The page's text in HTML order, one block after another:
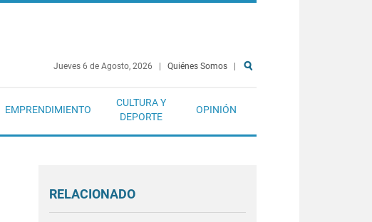
Jueves 6 de Agosto, 2026 Quiénes Somos
EMPRENDIMIENTO
CULTURA Y
DEPORTE
OPINIÓN
RELACIONADO